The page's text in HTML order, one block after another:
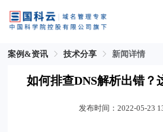
案例&资讯 技术分享 新闻详情
如何排查DNS解析出错？
发布时间：2022-05-23